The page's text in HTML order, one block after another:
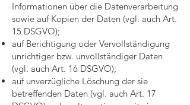
Informationen über die Datenverarbeitung
sowie auf Kopien der Daten (vgl. auch Art.
15 DSGVO);
auf Berichtigung oder Vervollständigung
unrichtiger bzw. unvollständiger Daten
(vgl. auch Art. 16 DSGVO);
auf unverzügliche Löschung der sie
betreffenden Daten (vgl. auch Art. 17